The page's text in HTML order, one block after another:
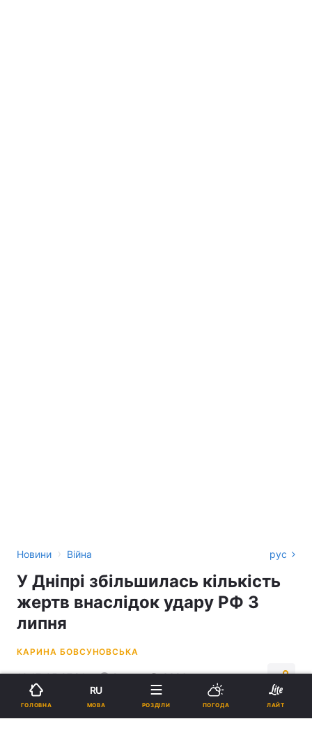
Новини › Війна рус
У Дніпрі збільшилась кількість
жертв внаслідок удару РФ 3
липня
КАРИНА БОВСУНОВСЬКА
10:17, 05.07.24 2 хв. 3386
Підпишіться на нас в Google
ГОЛОВНА
RU
МОВА РОЗДІЛИ ПОГОДА ЛАЙТ